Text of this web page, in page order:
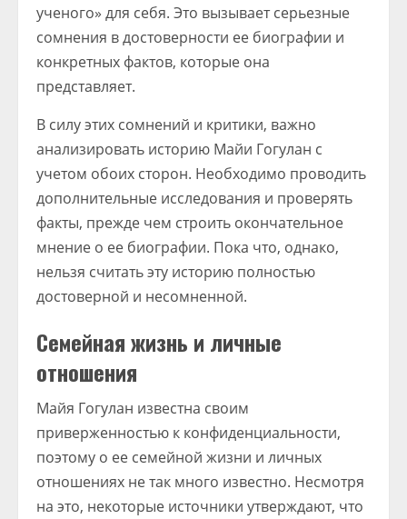
ученого» для себя. Это вызывает серьезные
сомнения в достоверности ее биографии и
конкретных фактов, которые она
представляет.
В силу этих сомнений и критики, важно
анализировать историю Майи Гогулан с
учетом обоих сторон. Необходимо проводить
дополнительные исследования и проверять
факты, прежде чем строить окончательное
мнение о ее биографии. Пока что, однако,
нельзя считать эту историю полностью
достоверной и несомненной.
Семейная жизнь и личные
отношения
Майя Гогулан известна своим
приверженностью к конфиденциальности,
поэтому о ее семейной жизни и личных
отношениях не так много известно. Несмотря
на это, некоторые источники утверждают, что